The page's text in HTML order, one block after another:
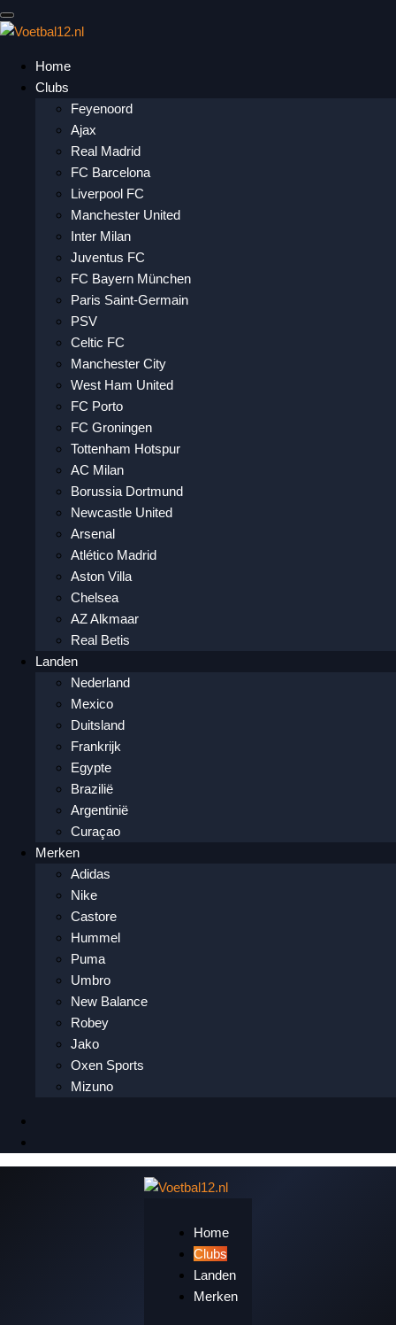
Home
Clubs
Feyenoord
Ajax
Real Madrid
FC Barcelona
Liverpool FC
Manchester United
Inter Milan
Juventus FC
FC Bayern München
Paris Saint-Germain
PSV
Celtic FC
Manchester City
West Ham United
FC Porto
FC Groningen
Tottenham Hotspur
AC Milan
Borussia Dortmund
Newcastle United
Arsenal
Atlético Madrid
Aston Villa
Chelsea
AZ Alkmaar
Real Betis
Landen
Nederland
Mexico
Duitsland
Frankrijk
Egypte
Brazilië
Argentinië
Curaçao
Merken
Adidas
Nike
Castore
Hummel
Puma
Umbro
New Balance
Robey
Jako
Oxen Sports
Mizuno
Home
Clubs
Landen
Merken